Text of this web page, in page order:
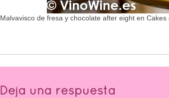
Malvavisco de fresa y chocolate after eight en
Deja una respuesta